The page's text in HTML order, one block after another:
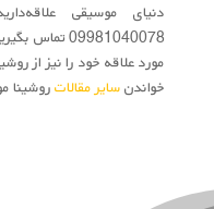
دنیای موسیقی
09981040078
مورد علاقه خود را نیز از
خواندن سایر مقالاتروشینا